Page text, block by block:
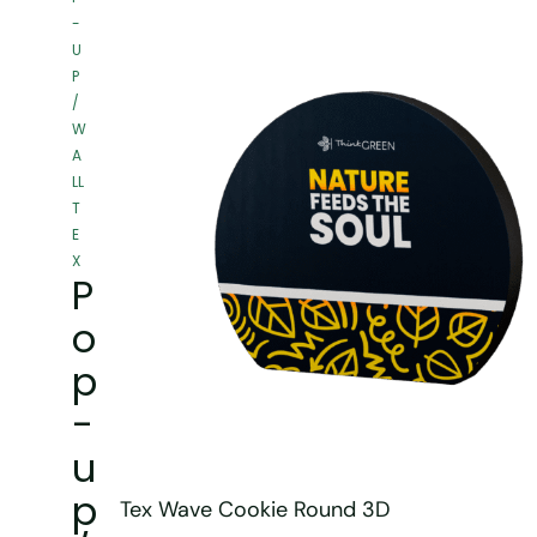
-
U
P
/
W
A
LL
T
E
X
P
o
p
-
u
p
Tex Wave Cookie Round 3D